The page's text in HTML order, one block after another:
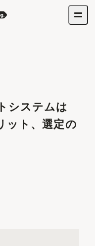
システムは
ット、選定の